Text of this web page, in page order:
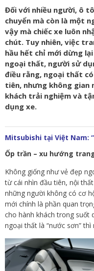
Đối với nhiều người, ô
chuyển mà còn là một
vậy mà chiếc xe luôn
chút. Tuy nhiên, việc
hầu hết chỉ mới dừng
ngoại thất, người sử
điều rằng, ngoại thất
tiên, nhưng không gian
khách trải nghiệm và
dụng xe.
Mitsubishi tại Việt Nam:
Ốp trần – xu hướng
Không giống như vẻ đẹp
từ cái nhìn đầu tiên, nội
những người không có cơ
mới chính là phần quan
cho hành khách trong suốt
ngoại thất là “nước sơn”